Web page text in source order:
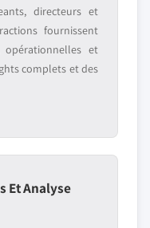
directeurs et
fournissent
opérationnelles et
complets et des
Et Analyse